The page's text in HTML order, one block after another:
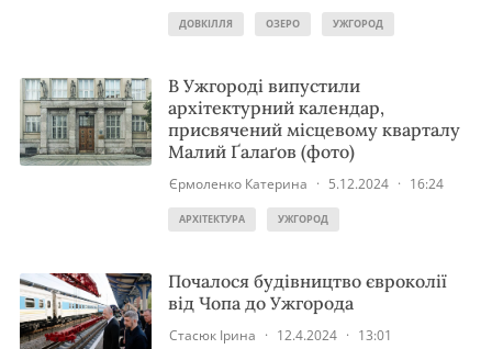
ДОВКІЛЛЯ ОЗЕРО УЖГОРОД
В Ужгороді випустили
архітектурний календар,
присвячений місцевому кварталу
Малий Ґалаґов (фото)
Єрмоленко Катерина · 5.12.2024 · 16:24
АРХІТЕКТУРА УЖГОРОД
Почалося будівництво євроколії
від Чопа до Ужгорода
Стасюк Ірина · 12.4.2024 · 13:01